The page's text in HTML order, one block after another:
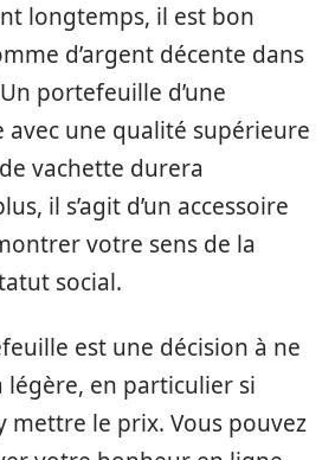
longtemps, il est bon
d’argent décente dans
portefeuille d’une
une qualité supérieure
vachette durera
il s’agit d’un accessoire
votre sens de la
social.
est une décision à ne
légère, en particulier si
mettre le prix. Vous pouvez